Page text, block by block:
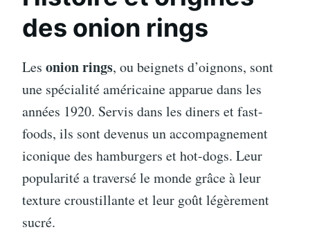
des onion rings
Les onion rings, ou beignets d’oignons, sont
une spécialité américaine apparue dans les
années 1920. Servis dans les diners et fast-
foods, ils sont devenus un accompagnement
iconique des hamburgers et hot-dogs. Leur
popularité a traversé le monde grâce à leur
texture croustillante et leur goût légèrement
sucré.